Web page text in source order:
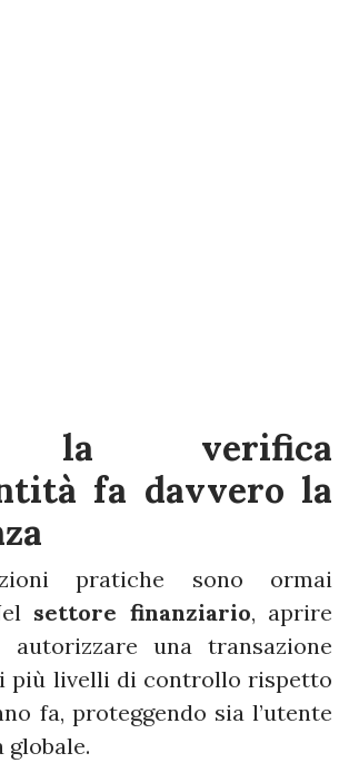
la verifica
fa davvero la
pratiche sono ormai
settore finanziario, aprire
una transazione
più livelli di controllo rispetto
fa, proteggendo sia l’utente
globale.